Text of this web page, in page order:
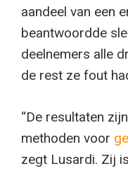
aandeel van een
beantwoordde
deelnemers alle
de rest ze fout
“De resultaten
methoden voor
zegt Lusardi. Zij